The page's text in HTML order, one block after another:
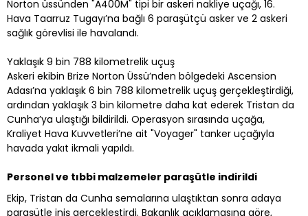
Norton üssünden "A400M" tipi bir askeri nakliye uçağı, 16.
Hava Taarruz Tugayı’na bağlı 6 paraşütçü asker ve 2 askeri
sağlık görevlisi ile havalandı.
Yaklaşık 9 bin 788 kilometrelik uçuş
Askeri ekibin Brize Norton Üssü’nden bölgedeki Ascension
Adası’na yaklaşık 6 bin 788 kilometrelik uçuş gerçekleştirdiği,
ardından yaklaşık 3 bin kilometre daha kat ederek Tristan da
Cunha’ya ulaştığı bildirildi. Operasyon sırasında uçağa,
Kraliyet Hava Kuvvetleri’ne ait "Voyager" tanker uçağıyla
havada yakıt ikmali yapıldı.
Personel ve tıbbi malzemeler paraşütle indirildi
Ekip, Tristan da Cunha semalarına ulaştıktan sonra adaya
paraşütle iniş gerçekleştirdi. Bakanlık açıklamasına göre,